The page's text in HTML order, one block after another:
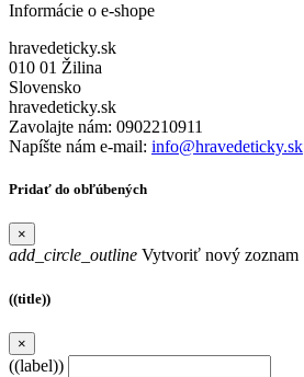
Informácie o e-shope
hravedeticky.sk
010 01 Žilina
Slovensko
hravedeticky.sk
Zavolajte nám: 0902210911
Napíšte nám e-mail: info@hravedeticky.sk
Pridať do obľúbených
×
add_circle_outline Vytvoriť nový zoznam
((title))
×
((label))